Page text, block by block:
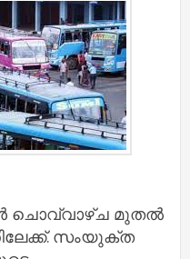
ചൊവ്വാഴ്ച മുതൽ
സംയുക്ത